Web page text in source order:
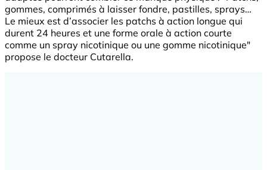
gommes, comprimés à laisser fondre, pastilles, sprays…
Le mieux est d’associer les patchs à action longue qui
durent 24 heures et une forme orale à action courte
comme un spray nicotinique ou une gomme nicotinique"
propose le docteur Cutarella.